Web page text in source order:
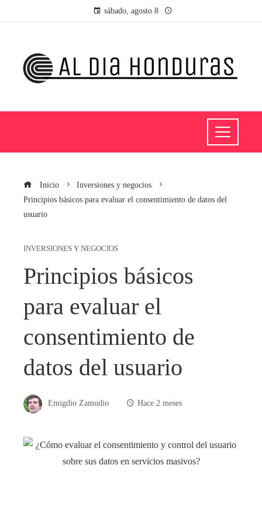
sábado, agosto 8
Inicio
Inversiones y negocios
Principios básicos para evaluar el consentimiento de datos del
usuario
INVERSIONES Y NEGOCIOS
Principios básicos
para evaluar el
consentimiento de
datos del usuario
Emigdio Zamudio Hace 2 meses